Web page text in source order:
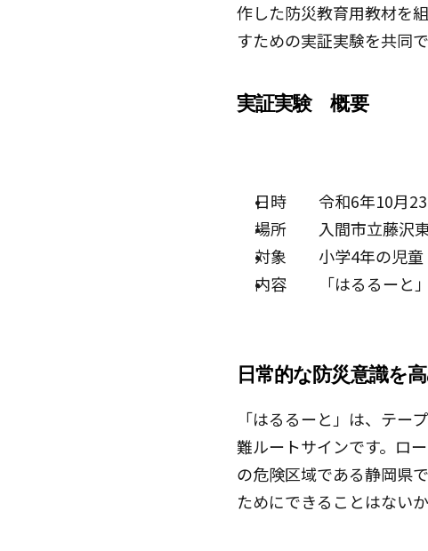
作した防災教育用教材を
すための実証実験を共同で
実証実験　概要
日時　　令和6年10月
場所　　入間市立藤沢
対象　　小学4年の児童
内容　　「はるるーと
日常的な防災意識を
「はるるーと」は、テー
難ルートサインです。ロ
の危険区域である静岡県
ためにできることはない